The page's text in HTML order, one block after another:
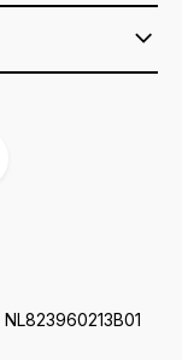
NL823960213B01